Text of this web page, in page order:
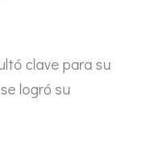
clave para su
logró su